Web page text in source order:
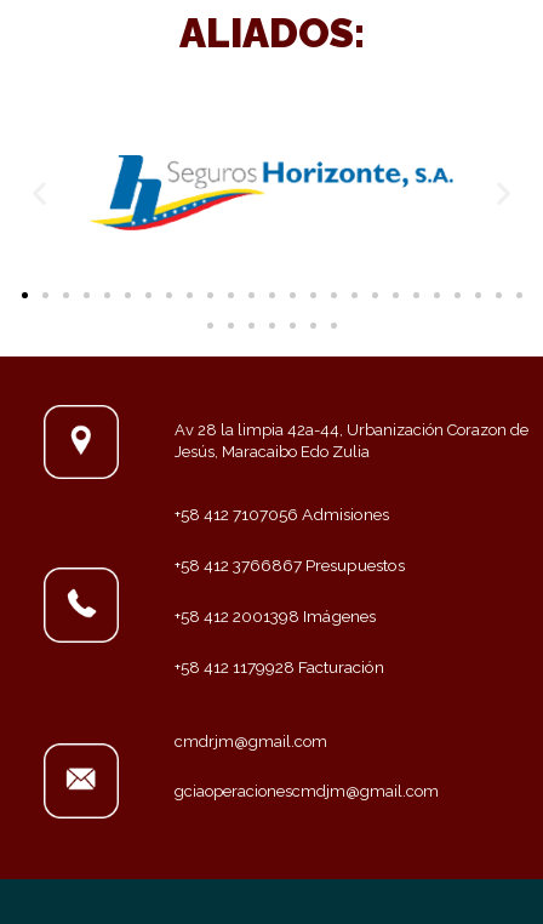
ALIADOS:
Av 28 la limpia 42a-44, Urbanización Corazon de
Jesús, Maracaibo Edo Zulia
+58 412 7107056 Admisiones
+58 412 3766867 Presupuestos
+58 412 2001398 Imágenes
+58 412 1179928 Facturación
cmdrjm@gmail.com
gciaoperacionescmdjm@gmail.com